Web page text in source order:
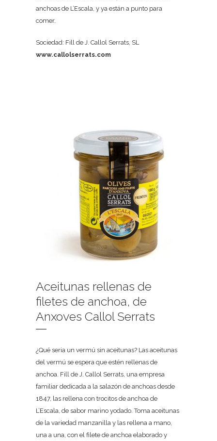
anchoas de L’Escala, y ya están a punto para
comer.
Sociedad: Fill de J. Callol Serrats, SL
www.callolserrats.com
Aceitunas rellenas de
filetes de anchoa, de
Anxoves Callol Serrats
¿Qué seria un vermú sin aceitunas? Las aceitunas
del vermú se espera que estén rellenas de
anchoa. Fill de J. Callol Serrats, una empresa
familiar dedicada a la salazón de anchoas desde
1847, las rellena con trocitos de anchoa de
L’Escala, de sabor marino yodado. Toma aceitunas
de la variedad manzanilla y las rellena a mano,
una a una, con el filete de anchoa elaborado y